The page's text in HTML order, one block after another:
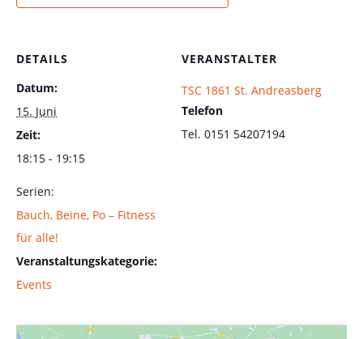
DETAILS
Datum:
15. Juni
Zeit:
18:15 - 19:15
Serien:
Bauch, Beine, Po – Fitness
für alle!
Veranstaltungskategorie:
Events
VERANSTALTER
TSC 1861 St. Andreasberg
Telefon
Tel. 0151 54207194